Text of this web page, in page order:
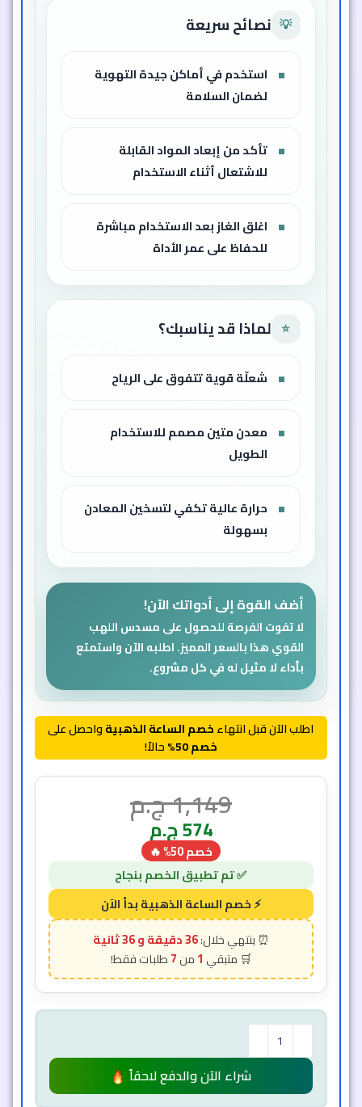
⭐ لماذا قد يناسبك؟
أداة لا غنى عنها في ورشتك
اطلب مسدس اللهب القوي الآن واستمتع بأداء
لفترة محدودة!
اطلب الآن قبل انتهاء
واحصل على
1,149ج.م
574ج.م
خصم 50% 🔥
36 دقيقة و 33 ثانية
شراء الآن والدفع لاحقاً